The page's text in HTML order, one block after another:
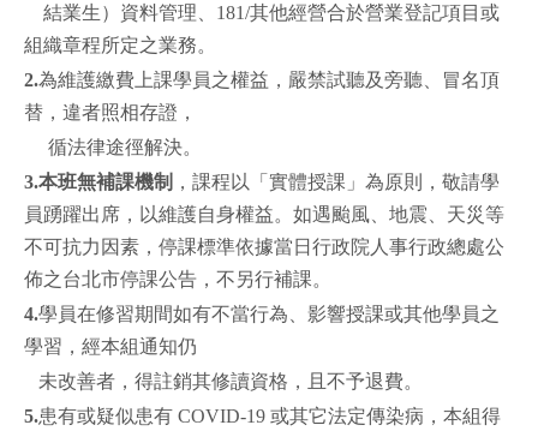
結業生）資料管理、181/其他經營合於營業登記項目或
組織章程所定之業務。
2.為維護繳費上課學員之權益，嚴禁試聽及旁聽、冒名頂
替，違者照相存證，
循法律途徑解決。
3.本班無補課機制 ，課程以「實體授課」為原則，敬請學
員踴躍出席，以維護自身權益。如遇颱風、地震、天災等
不可抗力因素，停課標準依據當日行政院人事行政總處公
佈之台北市停課公告，不另行補課。
4.學員在修習期間如有不當行為、影響授課或其他學員之
學習，經本組通知仍
未改善者，得註銷其修讀資格，且不予退費。
5.患有或疑似患有 COVID-19 或其它法定傳染病，本組得